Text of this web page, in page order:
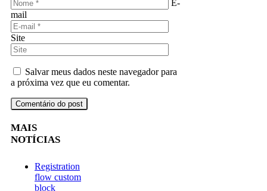
E-
mail
Site
Salvar meus dados neste navegador para
a próxima vez que eu comentar.
MAIS
NOTÍCIAS
Registration
flow custom
block